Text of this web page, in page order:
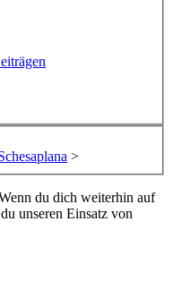
>
du dich weiterhin auf
unseren Einsatz von